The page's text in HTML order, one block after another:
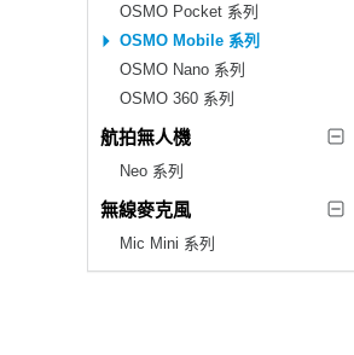
OSMO Pocket 系列
OSMO Mobile 系列
OSMO Nano 系列
OSMO 360 系列
航拍無人機
Neo 系列
無線麥克風
Mic Mini 系列